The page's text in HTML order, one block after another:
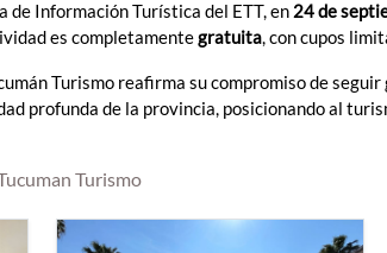
de Información Turística del ETT, en 24 de
es completamentegratuita, con cupos
Turismo reafirma su compromiso de
profunda de la provincia, posicionando al
Turismo